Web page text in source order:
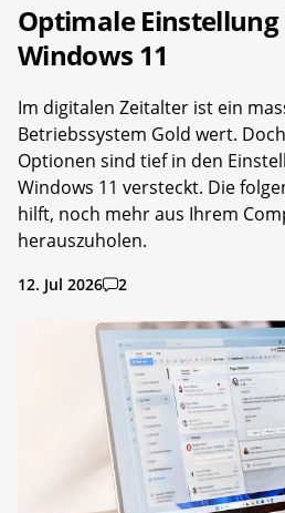
Optimale
Windows 11
Im digitalen Zeitalter ist ein
Betriebssystem Gold wert.
Optionen sind tief in den
Windows 11 versteckt. Die
hilft, noch mehr aus Ihrem
herauszuholen.
12. Jul 2026 2